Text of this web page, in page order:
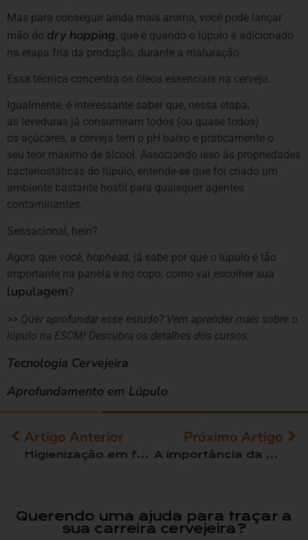
Mas para conseguir ainda mais aroma, você pode lançar
mão do dry hopping, que é quando o lúpulo é adicionado
na etapa fria da produção, durante a maturação.
Essa técnica concentra os óleos essenciais na cerveja.
Igualmente, é interessante saber que, nessa etapa,
as leveduras já consumiram todos (ou quase todos)
os açúcares, a cerveja tem o pH baixo e praticamente o
seu teor máximo de álcool. Associando isso às propriedades
bacteriostáticas do lúpulo, entende-se que foi criado um
ambiente bastante hostil para quaisquer agentes
contaminantes.
Sensacional, hein?
Agora que você, hophead, já sabe por que o lúpulo é tão
importante na panela e no copo, como vai escolher sua
lupulagem?
>> Quer aprofundar esse estudo? Vem aprender mais sobre o
lúpulo na ESCM! Descubra os detalhes dos cursos:
Tecnologia Cervejeira
Aprofundamento em Lúpulo
Artigo Anterior
Higienização em fábricas de cerveja
Próximo Artigo
A importância da microbiologia no combate à contaminação da cerveja
Querendo uma ajuda para traçar a
sua carreira cervejeira?